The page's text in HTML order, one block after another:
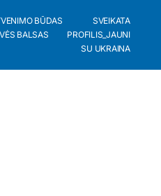
BŪDAS
SVEIKATA
BALSAS
PROFILIS_JAUNI
SU UKRAINA